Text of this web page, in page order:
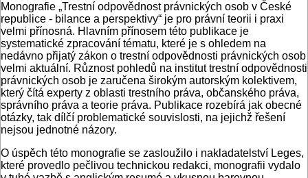
Monografie „Trestní odpovědnost práv­nických osob v České
republice - bilance a perspektivy“ je pro právní teorii i praxi
velmi přínosná. Hlavním přínosem této publikace je
systematické zpracování té­matu, které je s ohledem na
nedávno při­jatý zákon o trestní odpovědnosti práv­nických osob
velmi aktuální. Různost pohledů na institut trestní odpovědnos­ti
právnických osob je zaručena širokým autorským kolektivem,
který čítá exper­ty z oblasti trestního práva, občanského práva,
správního práva a teorie práva. Publikace rozebírá jak obecné
otázky, tak dílčí problematické souvislosti, na jejichž řešení
nejsou jednotné názory.
O úspěch této monografie se zaslouži­lo i nakladatelství Leges,
které provedlo pečlivou technickou redakci, monografii vydalo